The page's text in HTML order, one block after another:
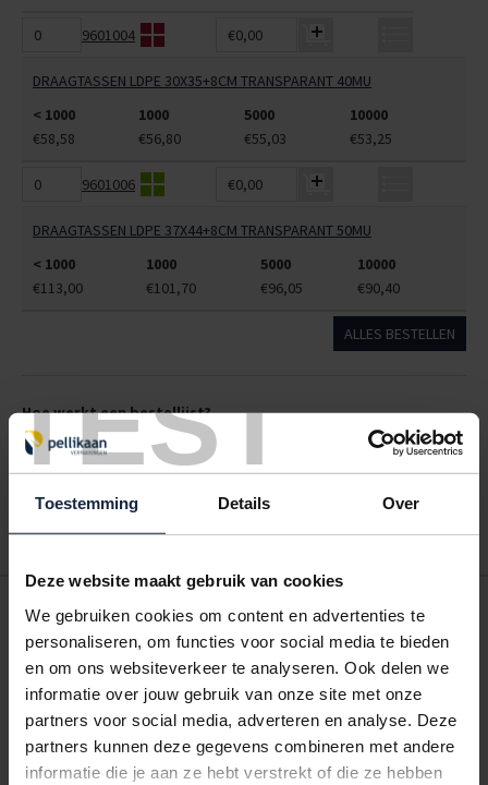
TEST
Toestemming Details Over
Deze website maakt gebruik van cookies
We gebruiken cookies om content en advertenties te
personaliseren, om functies voor social media te bieden
en om ons websiteverkeer te analyseren. Ook delen we
informatie over jouw gebruik van onze site met onze
partners voor social media, adverteren en analyse. Deze
partners kunnen deze gegevens combineren met andere
informatie die je aan ze hebt verstrekt of die ze hebben
9601004 €0,00
DRAAGTASSEN LDPE 30X35+8CM TRANSPARANT 40MU
< 1000
1000 5000
10000
€58,58
€56,80 €55,03 €53,25
9601006 €0,00
DRAAGTASSEN LDPE 37X44+8CM TRANSPARANT 50MU
< 1000
1000 5000
10000
€113,00
€101,70 €96,05 €90,40
ALLES BESTELLEN
Hoe werkt een bestellijst?
Wanneer u bent ingelogd, kunt u een eigen bestellijst maken.
Gebruik bestel- en offertelijsten om eenvoudig en snel producten
account. Dat pakt altijd goed uit voor uw administratie!
POSTDOOS BEDRUKKEN
Voor een veilige verzending
VOOR BOEKEN TOT ONDERDELEN
EXTRA STEVIG